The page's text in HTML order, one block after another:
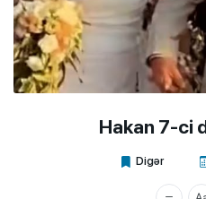
Hakan 7-ci
Digər